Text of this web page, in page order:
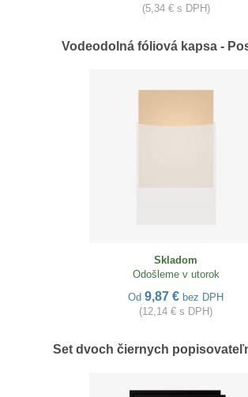
(5,34 € s DPH)
Vodeodolná fóliová kapsa -
Skladom
Odošleme v utorok
Od 9,87 € bez DPH
(12,14 € s DPH)
Set dvoch čiernych